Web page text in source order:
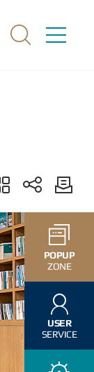
POPUP
ZONE
USER
SERVICE